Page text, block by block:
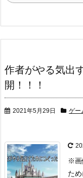
作者がやる気出
開！！！
2021年5月29日 ゲー
※画
た